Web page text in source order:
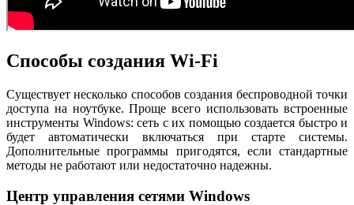
Способы создания Wi-Fi
Существует несколько способов создания беспроводной точки
доступа на ноутбуке. Проще всего использовать встроенные
инструменты Windows: сеть с их помощью создается быстро и
будет автоматически включаться при старте системы.
Дополнительные программы пригодятся, если стандартные
методы не работают или недостаточно надежны.
Центр управления сетями Windows